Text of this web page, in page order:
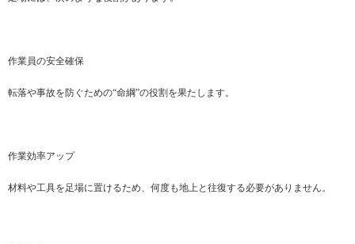
作業員の安全確保
転落や事故を防ぐための“命綱”の役割を果たします。
作業効率アップ
材料や工具を足場に置けるため、何度も地上と往復する必要がありません。